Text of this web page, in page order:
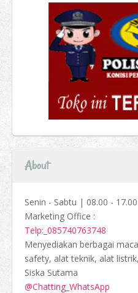
About
Senin - Sabtu | 08.00 -
Marketing Office :
Telp:_085740763748
Menyediakan berbagai
safety, alat teknik, alat
Siska Sutama
@Chatting_WhatsApp